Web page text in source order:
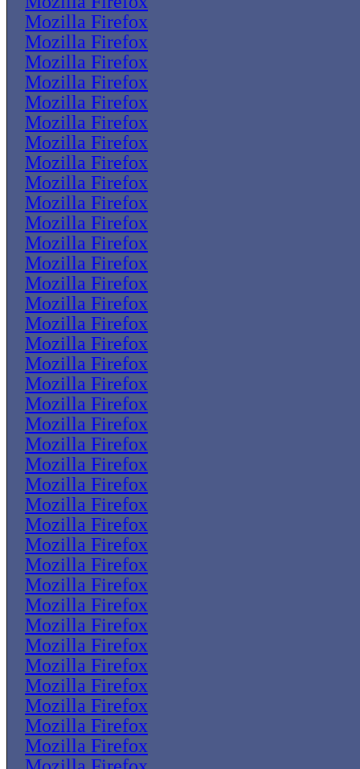
Mozilla Firefox
Mozilla Firefox
Mozilla Firefox
Mozilla Firefox
Mozilla Firefox
Mozilla Firefox
Mozilla Firefox
Mozilla Firefox
Mozilla Firefox
Mozilla Firefox
Mozilla Firefox
Mozilla Firefox
Mozilla Firefox
Mozilla Firefox
Mozilla Firefox
Mozilla Firefox
Mozilla Firefox
Mozilla Firefox
Mozilla Firefox
Mozilla Firefox
Mozilla Firefox
Mozilla Firefox
Mozilla Firefox
Mozilla Firefox
Mozilla Firefox
Mozilla Firefox
Mozilla Firefox
Mozilla Firefox
Mozilla Firefox
Mozilla Firefox
Mozilla Firefox
Mozilla Firefox
Mozilla Firefox
Mozilla Firefox
Mozilla Firefox
Mozilla Firefox
Mozilla Firefox